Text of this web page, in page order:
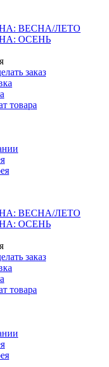
ВЕСНА/ЛЕТО
ОСЕНЬ
заказ
товара
ВЕСНА/ЛЕТО
ОСЕНЬ
заказ
товара